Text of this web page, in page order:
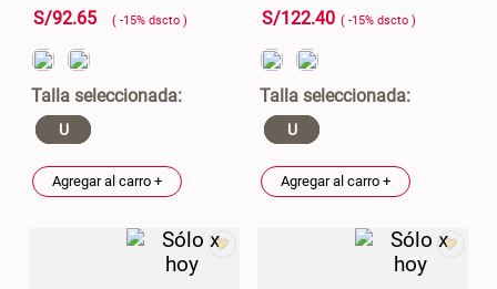
S/92.65 ( -15% dscto )
U
Agregar al carro +
S/122.40 ( -15% dscto )
U
Agregar al carro +